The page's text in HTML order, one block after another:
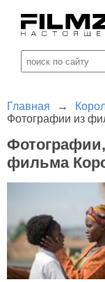
Главная →
Фотографии из
фильма